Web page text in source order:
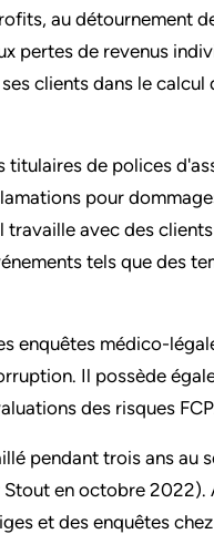
au détournement
pertes de revenus
clients dans le
titulaires de polices
pour
avec des
tels que des
enquêtes médico-
Il possède
des risques
pendant trois ans au
en octobre 2022).
et des enquêtes